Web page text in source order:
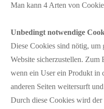
Man kann 4 Arten von
Unbedingt notwendige
Diese Cookies sind nötig, um
Website sicherzustellen. Zum
wenn ein User ein Produkt in
anderen Seiten weitersurft
Durch diese Cookies wird